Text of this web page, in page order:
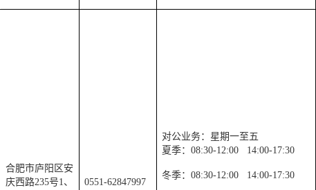
合肥市庐阳区安
庆西路235号1、
0551-62847997
对公业务：星期一至五
夏季：08:30-12:00 14:00-17:30
冬季：08:30-12:00 14:00-17:30